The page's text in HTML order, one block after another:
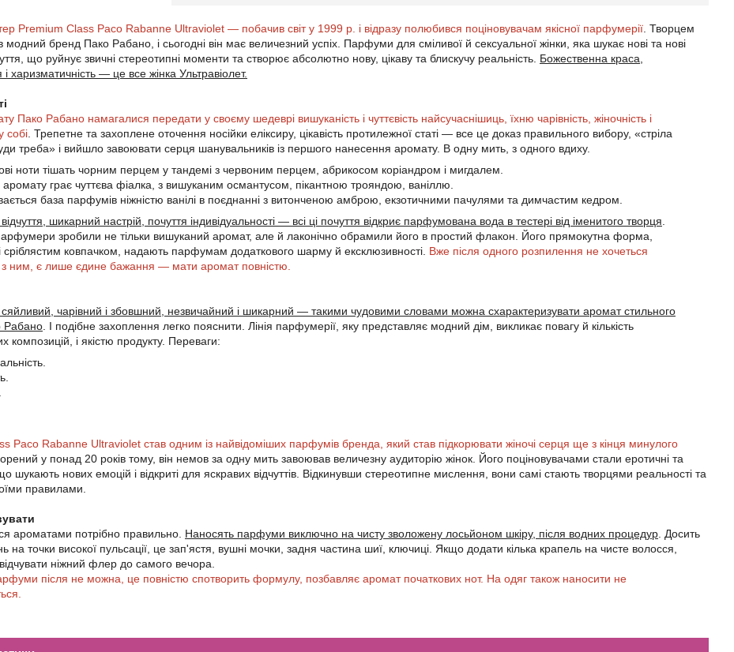
Premium Class Paco Rabanne Ultraviolet — побачив світ у 1999 р. і відразу полюбився поціновувачам якісної парфумерії . Творцем
модний бренд Пако Рабано, і сьогодні він має величезний успіх. Парфуми для сміливої й сексуальної жінки, яка шукає нові та нові
що руйнує звичні стереотипні моменти та створює абсолютно нову, цікаву та блискучу реальність. Божественна краса,
харизматичність — це все жінка Ультравіолет.
Пако Рабано намагалися передати у своєму шедеврі вишуканість і чуттєвість найсучаснішиць, їхню чарівність, жіночність і
собі . Трепетне та захоплене оточення носійки еліксиру, цікавість протилежної статі — все це доказ правильного вибору, «стріла
треба» і вийшло завоювати серця шанувальників із першого нанесення аромату. В одну мить, з одного вдиху.
ноти тішать чорним перцем у тандемі з червоним перцем, абрикосом коріандром і мигдалем.
аромату грає чуттєва фіалка, з вишуканим османтусом, пікантною трояндою, ваніллю.
база парфумів ніжністю ванілі в поєднанні з витонченою амброю, екзотичними пачулями та димчастим кедром.
шикарний настрій, почуття індивідуальності — всі ці почуття відкриє парфумована вода в тестері від іменитого творця
зробили не тільки вишуканий аромат, але й лаконічно обрамили його в простий флакон. Його прямокутна форма,
сріблястим ковпачком, надають парфумам додаткового шарму й ексклюзивності. Вже після одного розпилення не хочеться
з ним, є лише єдине бажання — мати аромат повністю.
сяйливий, чарівний і збовшний, незвичайний і шикарний — такими чудовими словами можна схарактеризувати аромат стильного
Рабано . І подібне захоплення легко пояснити. Лінія парфумерії, яку представляє модний дім, викликає повагу й кількість
композицій, і якістю продукту. Переваги:
Paco Rabanne Ultraviolet став одним із найвідоміших парфумів бренда, який став підкорювати жіночі серця ще з кінця минулого
у понад 20 років тому, він немов за одну мить завоював величезну аудиторію жінок. Його поціновувачами стали еротичні та
шукають нових емоцій і відкриті для яскравих відчуттів. Відкинувши стереотипне мислення, вони самі стають творцями реальності та
правилами.
ароматами потрібно правильно. Наносять парфуми виключно на чисту зволожену лосьйоном шкіру, після водних процедур . Досить
на точки високої пульсації, це зап'ястя, вушні мочки, задня частина шиї, ключиці. Якщо додати кілька крапель на чисте волосся,
ніжний флер до самого вечора.
після не можна, це повністю спотворить формулу, позбавляє аромат початкових нот. На одяг також наносити не